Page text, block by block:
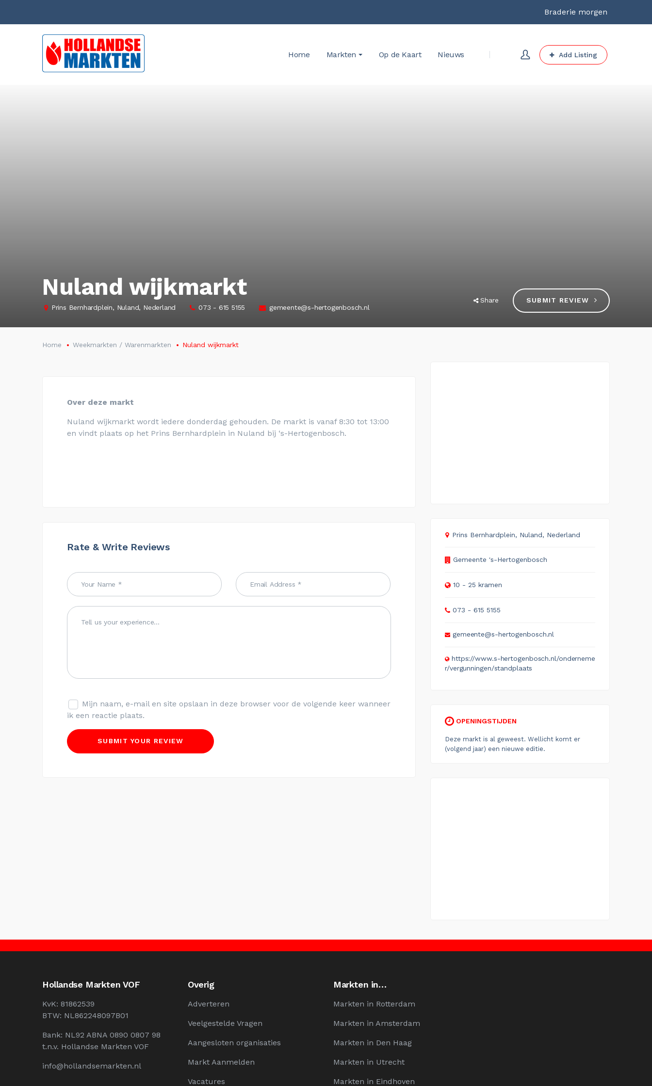
Braderie morgen
Home Markten Op de Kaart Nieuws Add Listing
Nuland wijkmarkt
Prins Bernhardplein, Nuland, Nederland 073 - 615 5155 gemeente@s-hertogenbosch.nl
Share SUBMIT REVIEW
Home Weekmarkten / Warenmarkten Nuland wijkmarkt
Over deze markt
Nuland wijkmarkt wordt iedere donderdag gehouden. De markt is vanaf 8:30 tot 13:00
en vindt plaats op het Prins Bernhardplein in Nuland bij ‘s-Hertogenbosch.
Rate & Write Reviews
Mijn naam, e-mail en site opslaan in deze browser voor de volgende keer wanneer
ik een reactie plaats.
Prins Bernhardplein, Nuland, Nederland
Gemeente 's-Hertogenbosch
10 - 25 kramen
073 - 615 5155
gemeente@s-hertogenbosch.nl
https://www.s-hertogenbosch.nl/onderneme
r/vergunningen/standplaats
OPENINGSTIJDEN
Deze markt is al geweest. Wellicht komt er
(volgend jaar) een nieuwe editie.
Hollandse Markten VOF
KvK: 81862539
BTW: NL862248097B01
Bank: NL92 ABNA 0890 0807 98
t.n.v. Hollandse Markten VOF
info@hollandsemarkten.nl
Overig
Adverteren
Veelgestelde Vragen
Aangesloten organisaties
Markt Aanmelden
Vacatures
Markten in…
Markten in Rotterdam
Markten in Amsterdam
Markten in Den Haag
Markten in Utrecht
Markten in Eindhoven